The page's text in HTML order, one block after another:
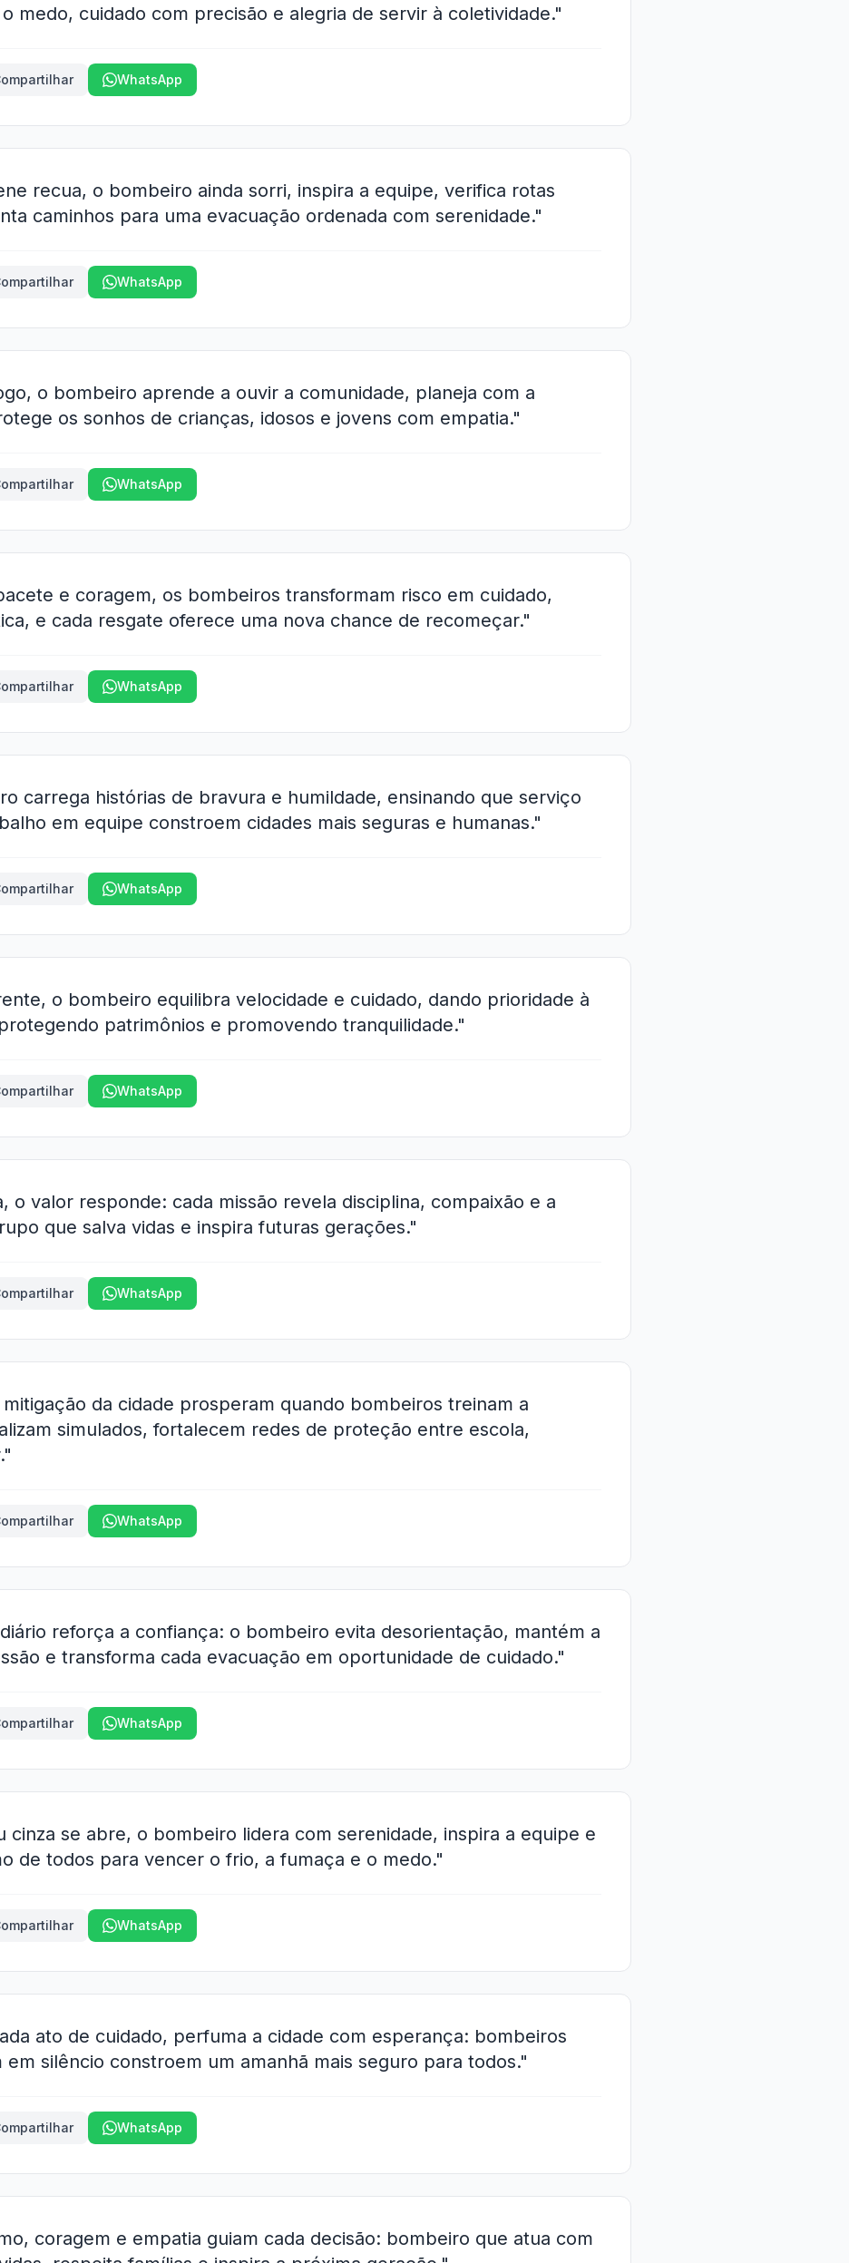
medo, cuidado com precisão e alegria de servir à coletividade."
WhatsApp
recua, o bombeiro ainda sorri, inspira a equipe, verifica rotas
caminhos para uma evacuação ordenada com serenidade."
WhatsApp
o bombeiro aprende a ouvir a comunidade, planeja com a
os sonhos de crianças, idosos e jovens com empatia."
WhatsApp
e coragem, os bombeiros transformam risco em cuidado,
e cada resgate oferece uma nova chance de recomeçar."
WhatsApp
carrega histórias de bravura e humildade, ensinando que serviço
em equipe constroem cidades mais seguras e humanas."
WhatsApp
o bombeiro equilibra velocidade e cuidado, dando prioridade à
patrimônios e promovendo tranquilidade."
WhatsApp
o valor responde: cada missão revela disciplina, compaixão e a
que salva vidas e inspira futuras gerações."
WhatsApp
da cidade prosperam quando bombeiros treinam a
simulados, fortalecem redes de proteção entre escola,
WhatsApp
reforça a confiança: o bombeiro evita desorientação, mantém a
e transforma cada evacuação em oportunidade de cuidado."
WhatsApp
cinza se abre, o bombeiro lidera com serenidade, inspira a equipe e
de todos para vencer o frio, a fumaça e o medo."
WhatsApp
ato de cuidado, perfuma a cidade com esperança: bombeiros
em silêncio constroem um amanhã mais seguro para todos."
WhatsApp
coragem e empatia guiam cada decisão: bombeiro que atua com